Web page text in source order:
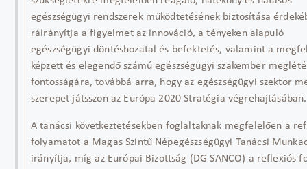
egészségügyi rendszerek működtetésének biztosítása
ráirányítja a figyelmet az innováció, a tényeken alapuló
egészségügyi döntéshozatal és befektetés, valamint a
képzett és elegendő számú egészségügyi szakember
fontosságára, továbbá arra, hogy az egészségügyi szektor
szerepet játsszon az Európa 2020 Stratégia végrehajtásában.
A tanácsi következtetésekben foglaltaknak megfelelően a
folyamatot a Magas Szintű Népegészségügyi Tanácsi
irányítja, míg az Európai Bizottság (DG SANCO) a reflexiós